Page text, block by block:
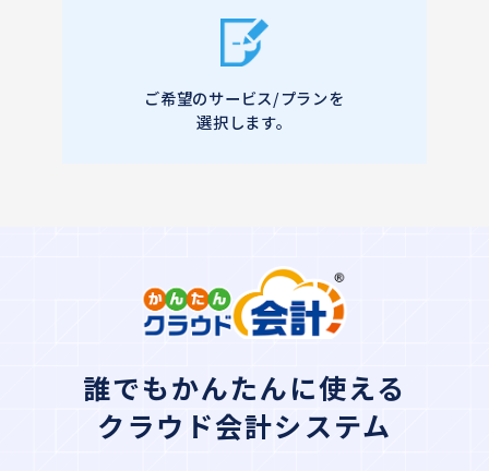
ご希望のサービス/プランを
選択します。
誰でもかんたんに使える
クラウド会計システム